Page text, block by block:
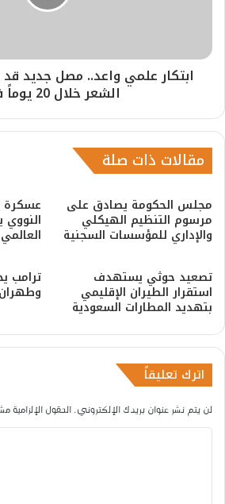
ابتكار علمي واعد.. مصل جديد
الشعر خلال 20 يوماً فقط
مقالات ذات صلة
مجلس الحكومة يصادق على
مرسوم التنظيم الهيكلي
والإداري للمؤسسات السجنية
عسكرة
​تصعيد حوثي يستهدف
استقرار الطيران الإقليمي
بتهديد المطارات السعودية
ترامب
اترك تعليقاً
لن يتم نشر عنوان بريدك الإلكتروني. الحقول الإلزامية